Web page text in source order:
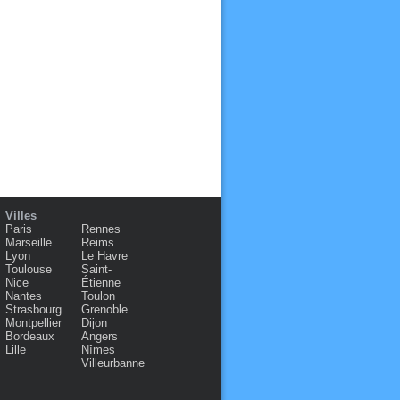
Villes
Paris
Marseille
Lyon
Toulouse
Nice
Nantes
Strasbourg
Montpellier
Bordeaux
Lille
Rennes
Reims
Le Havre
Saint-
Étienne
Toulon
Grenoble
Dijon
Angers
Nîmes
Villeurbanne